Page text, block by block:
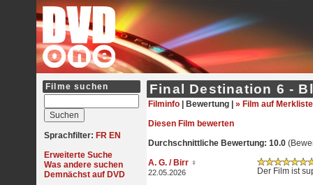
Filme suchen
Sprachfilter: FR EN
Erweiterte Suche
Was andere suchen
Demnächst auf DVD
Final Destination 6 -
Filminfo Bewertung | » Film auf Merkliste
Diesen Film bewerten
Durchschnittliche Bewertung: 10.0
A. G. / Birr ♀
22.05.2026
Der Film ist